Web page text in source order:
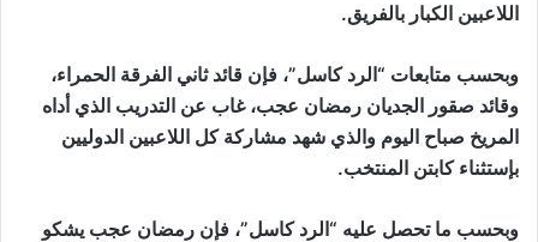
اللاعبين الكبار بالفريق.
وبحسب متابعات “الرد كاسل”، فإن قائد ثاني الفرقة الحمراء،
وقائد صقور الجديان رمضان عجب، غاب عن التدريب الذي أداه
المريخ صباح اليوم والذي شهد مشاركة كل اللاعبين الدوليين
بإستثناء كابتن المنتخب.
وبحسب ما تحصل عليه “الرد كاسل”، فإن رمضان عجب يشكو